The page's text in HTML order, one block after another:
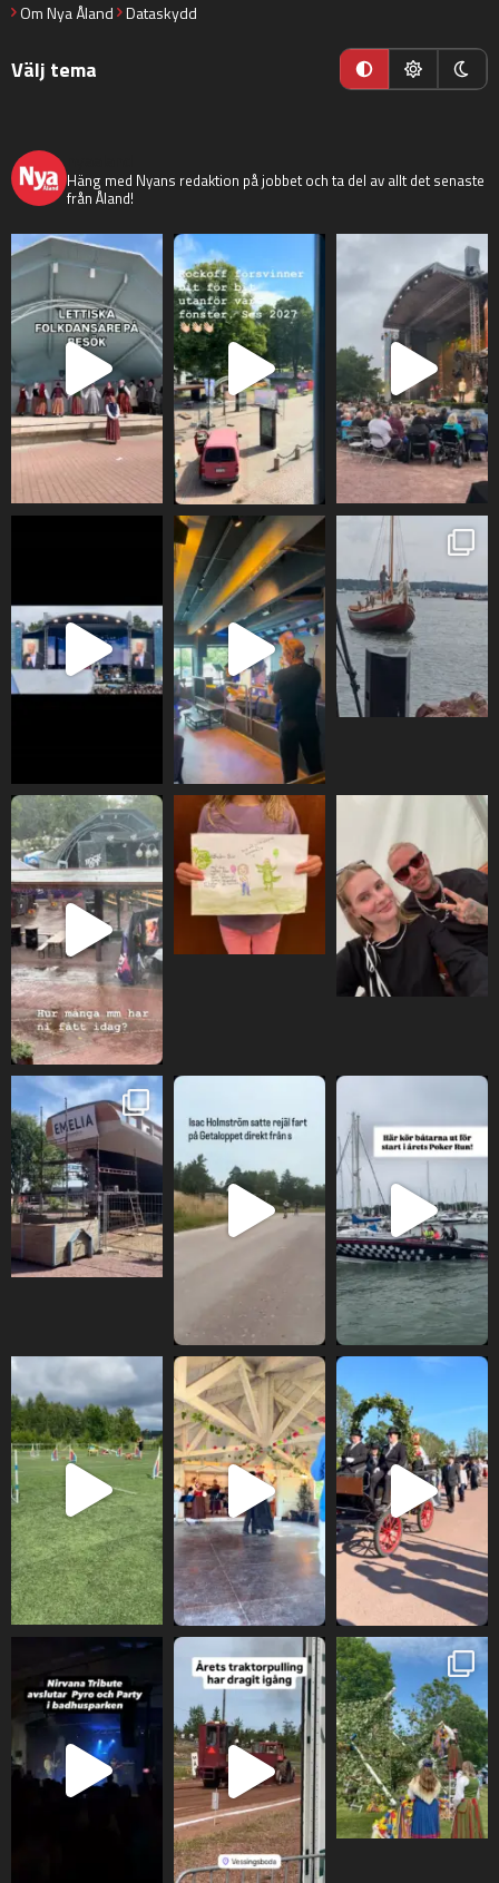
Om Nya Åland Dataskydd
Välj tema
Häng med Nyans redaktion på jobbet och ta del av allt det senaste
från Åland!